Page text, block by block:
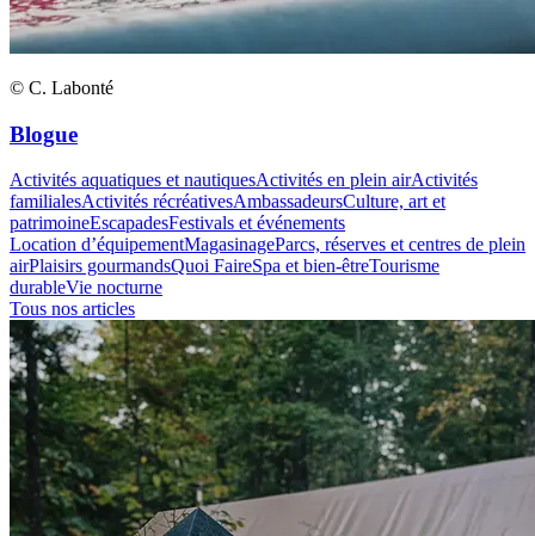
© C. Labonté
Blogue
Activités aquatiques et nautiquesActivités en plein airActivités
familialesActivités récréativesAmbassadeursCulture, art et
patrimoineEscapadesFestivals et événements
Location d’équipementMagasinageParcs, réserves et centres de plein
airPlaisirs gourmandsQuoi FaireSpa et bien-êtreTourisme
durableVie nocturne
Tous nos articles